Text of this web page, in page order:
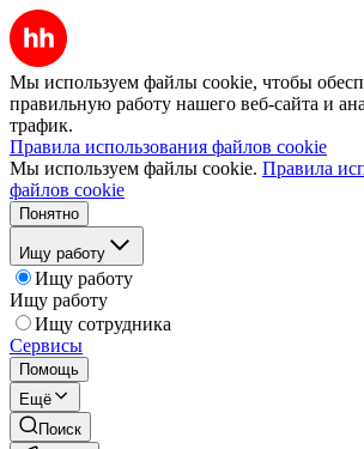
Мы используем файлы cookie, чтобы
правильную работу нашего веб-сайта и
трафик.
Правила использования файлов cookie
Мы используем файлы cookie. Правила
файлов cookie
Понятно
Ищу работу
Ищу работу
Ищу работу
Ищу сотрудника
Сервисы
Помощь
Ещё
Поиск